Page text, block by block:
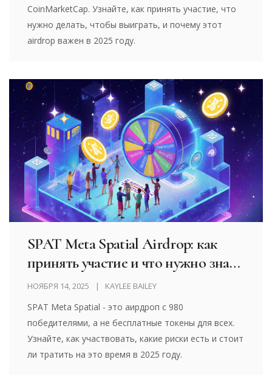
CoinMarketCap. Узнайте, как принять участие, что
нужно делать, чтобы выиграть, и почему этот
airdrop важен в 2025 году.
SPAT Meta Spatial Airdrop: как
принять участие и что нужно знать
в 2025 году
НОЯБРЯ 14, 2025 KAYLEE BAILEY
SPAT Meta Spatial - это аирдроп с 980
победителями, а не бесплатные токены для всех.
Узнайте, как участвовать, какие риски есть и стоит
ли тратить на это время в 2025 году.